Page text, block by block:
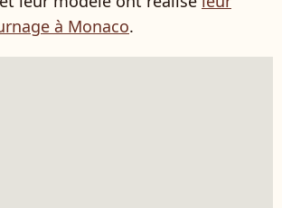
à Monaco.